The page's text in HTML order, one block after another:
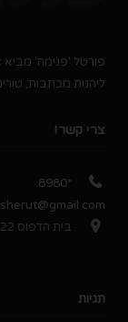
פורטל 'פנימה' מביא
ליהנות מכתבות,
צרי קשר!
*8980
בית הדפוס 22 ירושלים
תגיות